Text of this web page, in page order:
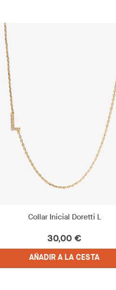
Collar Inicial Doretti L
30,00 €
AÑADIR A LA CESTA